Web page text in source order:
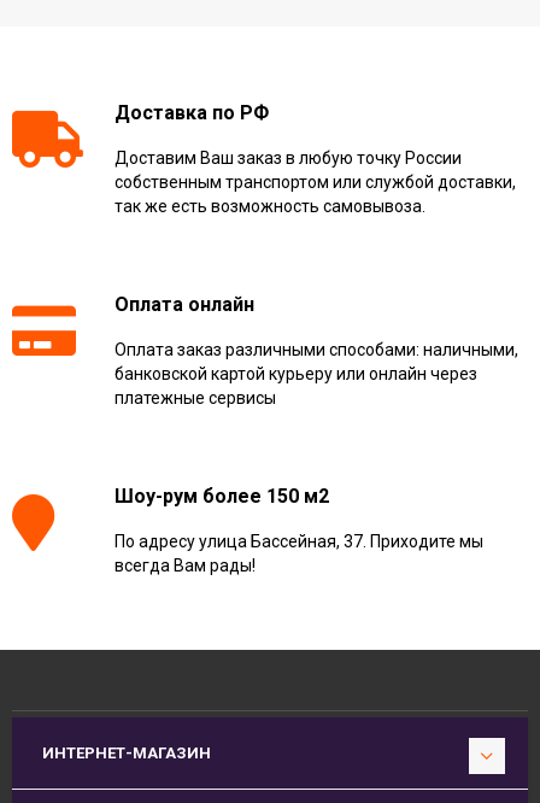
Доставка по РФ
Доставим Ваш заказ в любую точку России
собственным транспортом или службой доставки,
так же есть возможность самовывоза.
Оплата онлайн
Оплата заказ различными способами: наличными,
банковской картой курьеру или онлайн через
платежные сервисы
Шоу-рум более 150 м2
По адресу улица Бассейная, 37. Приходите мы
всегда Вам рады!
ИНТЕРНЕТ-МАГАЗИН